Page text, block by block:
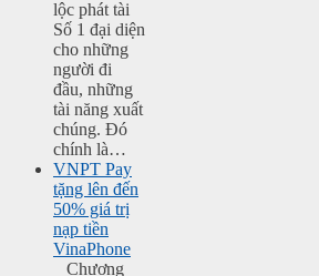
lộc phát tài
Số 1 đại diện
cho những
người đi
đầu, những
tài năng xuất
chúng. Đó
chính là…
VNPT Pay
tặng lên đến
50% giá trị
nạp tiền
VinaPhone
Chương